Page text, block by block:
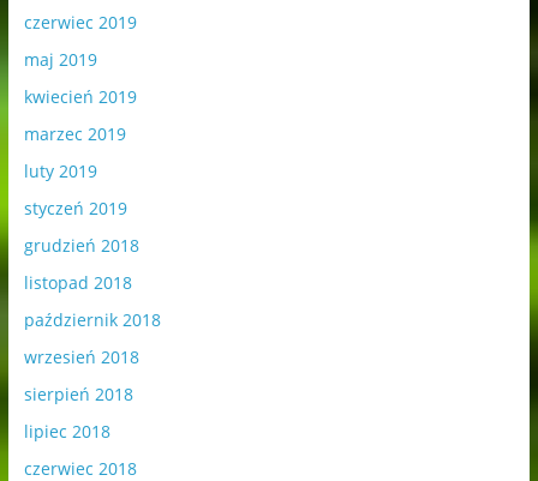
czerwiec 2019
maj 2019
kwiecień 2019
marzec 2019
luty 2019
styczeń 2019
grudzień 2018
listopad 2018
październik 2018
wrzesień 2018
sierpień 2018
lipiec 2018
czerwiec 2018